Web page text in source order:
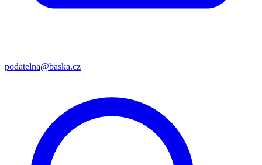
podatelna@baska.cz